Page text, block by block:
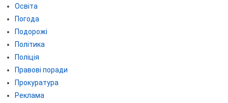
Освіта
Погода
Подорожі
Політика
Поліція
Правові поради
Прокуратура
Реклама